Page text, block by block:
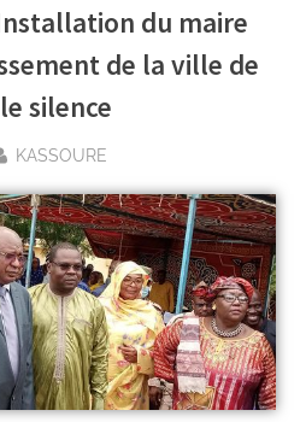
du maire
de la ville de
silence
KASSOURE